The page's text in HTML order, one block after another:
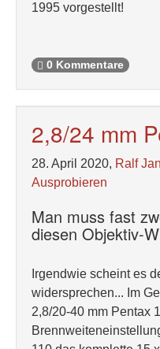
1995 vorgestellt!
0 Kommentare
2,8/24 mm
28. April 2020, Ralf
Ausprobieren
Man muss fast
diesen Objektiv-
Irgendwie scheint es
widersprechen... Im
2,8/20-40 mm Pentax